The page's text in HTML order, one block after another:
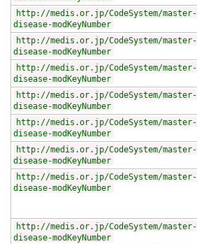
http://medis.or.jp/CodeSystem/master-
disease-modKeyNumber
http://medis.or.jp/CodeSystem/master-
disease-modKeyNumber
http://medis.or.jp/CodeSystem/master-
disease-modKeyNumber
http://medis.or.jp/CodeSystem/master-
disease-modKeyNumber
http://medis.or.jp/CodeSystem/master-
disease-modKeyNumber
http://medis.or.jp/CodeSystem/master-
disease-modKeyNumber
http://medis.or.jp/CodeSystem/master-
disease-modKeyNumber
http://medis.or.jp/CodeSystem/master-
disease-modKeyNumber